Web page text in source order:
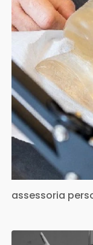
assessoria